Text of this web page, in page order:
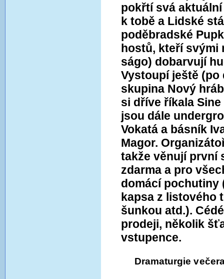
pokřtí svá
k tobě a Lidské
poděbradské
hostů, kteří svými
ságo) dobarvují
Vystoupí ještě (po
skupina Nový
si dříve říkala
jsou dále
Vokatá a básník
Magor.
takže věnují první
zdarma a pro
domácí pochutiny
kapsa z listového
šunkou atd.).
prodeji, několik
vstupence.
Dramaturgie